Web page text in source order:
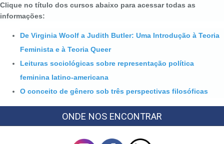
Clique no título dos cursos abaixo para acessar todas as
informações:
De Virginia Woolf a Judith Butler: Uma Introdução à Teoria
Feminista e à Teoria Queer
Leituras sociológicas sobre representação política
feminina latino-americana
O conceito de gênero sob três perspectivas filosóficas
ONDE NOS ENCONTRAR